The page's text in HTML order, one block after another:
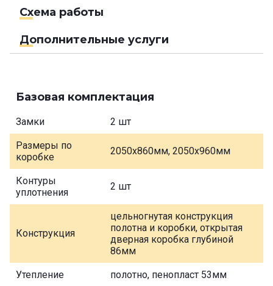
Схема работы
Дополнительные услуги
Базовая комплектация
Замки 2 шт
Размеры по
коробке
2050х860мм, 2050х960мм
Контуры
уплотнения
2 шт
Конструкция
цельногнутая конструкция
полотна и коробки, открытая
дверная коробка глубиной
86мм
Утепление полотно, пенопласт 53мм